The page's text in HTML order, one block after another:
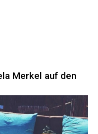
Merkel auf den